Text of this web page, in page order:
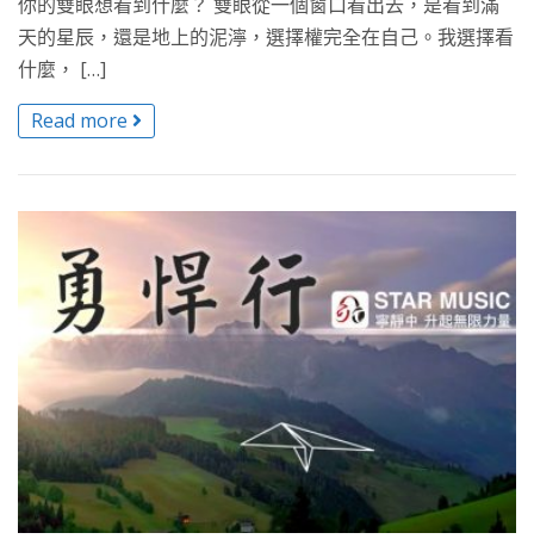
你的雙眼想看到什麼？ 雙眼從一個窗口看出去，是看到滿
天的星辰，還是地上的泥濘，選擇權完全在自己。我選擇看
什麼， […]
Read more